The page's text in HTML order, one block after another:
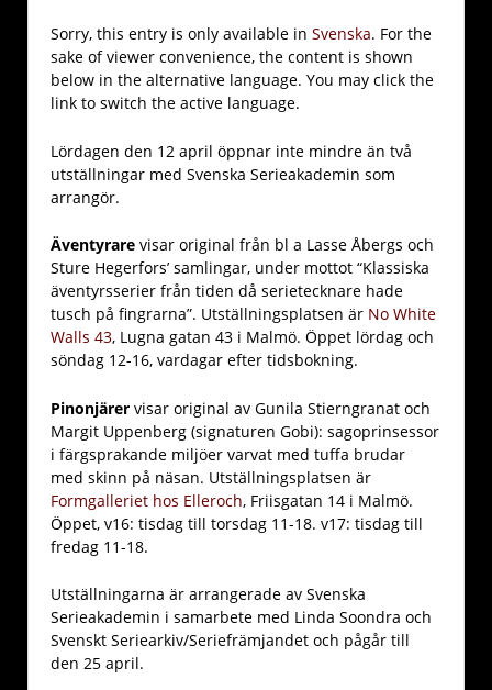
Sorry, this entry is only available in Svenska. For the
sake of viewer convenience, the content is shown
below in the alternative language. You may click the
link to switch the active language.
Lördagen den 12 april öppnar inte mindre än två
utställningar med Svenska Serieakademin som
arrangör.
Äventyrare visar original från bl a Lasse Åbergs och
Sture Hegerfors’ samlingar, under mottot “Klassiska
äventyrsserier från tiden då serietecknare hade
tusch på fingrarna”. Utställningsplatsen är No White
Walls 43, Lugna gatan 43 i Malmö. Öppet lördag och
söndag 12-16, vardagar efter tidsbokning.
Pinonjärer visar original av Gunila Stierngranat och
Margit Uppenberg (signaturen Gobi): sagoprinsessor
i färgsprakande miljöer varvat med tuffa brudar
med skinn på näsan. Utställningsplatsen är
Formgalleriet hos Elleroch, Friisgatan 14 i Malmö.
Öppet, v16: tisdag till torsdag 11-18. v17: tisdag till
fredag 11-18.
Utställningarna är arrangerade av Svenska
Serieakademin i samarbete med Linda Soondra och
Svenskt Seriearkiv/Seriefrämjandet och pågår till
den 25 april.